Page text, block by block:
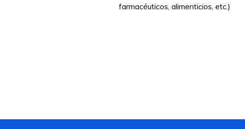
farmacéuticos, alimenticios, etc.)